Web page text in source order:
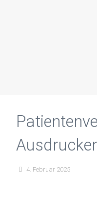
4. Februar 2025